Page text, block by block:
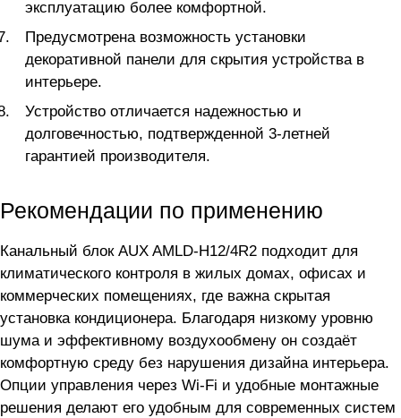
эксплуатацию более комфортной.
Предусмотрена возможность установки
декоративной панели для скрытия устройства в
интерьере.
Устройство отличается надежностью и
долговечностью, подтвержденной 3-летней
гарантией производителя.
Рекомендации по применению
Канальный блок AUX AMLD-H12/4R2 подходит для
климатического контроля в жилых домах, офисах и
коммерческих помещениях, где важна скрытая
установка кондиционера. Благодаря низкому уровню
шума и эффективному воздухообмену он создаёт
комфортную среду без нарушения дизайна интерьера.
Опции управления через Wi-Fi и удобные монтажные
решения делают его удобным для современных систем